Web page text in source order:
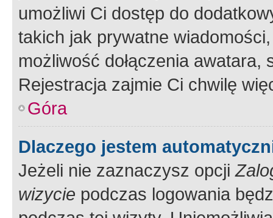
umożliwi Ci dostęp do
takich jak prywatne
możliwość dołączenia
Rejestracja zajmie Ci chwilę
Góra
Dlaczego jestem
Jeżeli nie zaznaczysz opcji
wizycie podczas logowania